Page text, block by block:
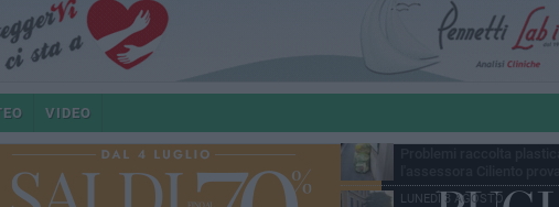
VIDEO
VENERDÌ 7 AGOSTO
A Giovinazzo c'è il
GIOVEDÌ 6 AGOSTO
Lavori sul litorale, gli
MERCOLEDÌ 5 AGOSTO
polemiche
LUNEDÌ 3 AGOSTO